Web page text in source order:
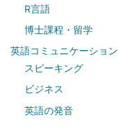
R言語
博士課程・留学
英語コミュニケーション
スピーキング
ビジネス
英語の発音